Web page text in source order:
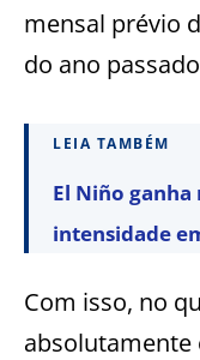
mensal prévio
do ano
LEIA TAMBÉM
El Niño
intensidade
Com isso, no
absolutamente